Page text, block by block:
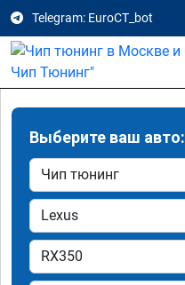
Telegram: EuroCT_bot
Выберите ваш авто: